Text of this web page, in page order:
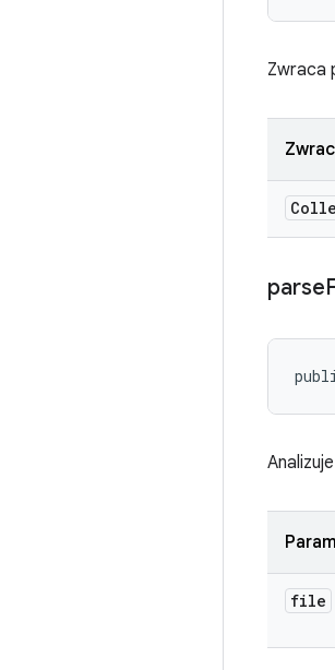
Zwraca
parse
file